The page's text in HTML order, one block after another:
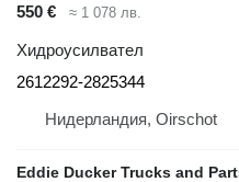
550 € ≈ 1 078 лв.
Хидроусилвател
2612292-2825344
Нидерландия, Oirschot
Eddie Ducker Trucks and